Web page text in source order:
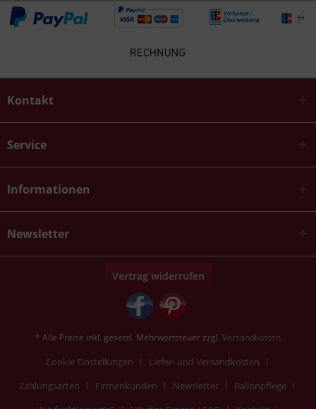
Kontakt
Service
Informationen
Newsletter
Vertrag widerrufen
* Alle Preise inkl. gesetzl. Mehrwertsteuer zzgl. Versandkosten
Cookie Einstellungen
Liefer- und Versandkosten
Zahlungsarten
Firmenkunden Newsletter
Ballonpflege